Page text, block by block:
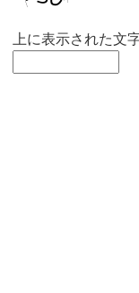
上に表示された文